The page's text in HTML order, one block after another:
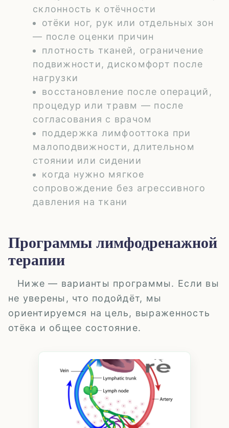
склонность к отёчности
отёки ног, рук или отдельных зон
— после оценки причин
плотность тканей, ограничение
подвижности, дискомфорт после
нагрузки
восстановление после операций,
процедур или травм — после
согласования с врачом
поддержка лимфооттока при
малоподвижности, длительном
стоянии или сидении
когда нужно мягкое
сопровождение без агрессивного
давления на ткани
Программы лимфодренажной
терапии
Ниже — варианты программы. Если вы
не уверены, что подойдёт, мы
ориентируемся на цель, выраженность
отёка и общее состояние.